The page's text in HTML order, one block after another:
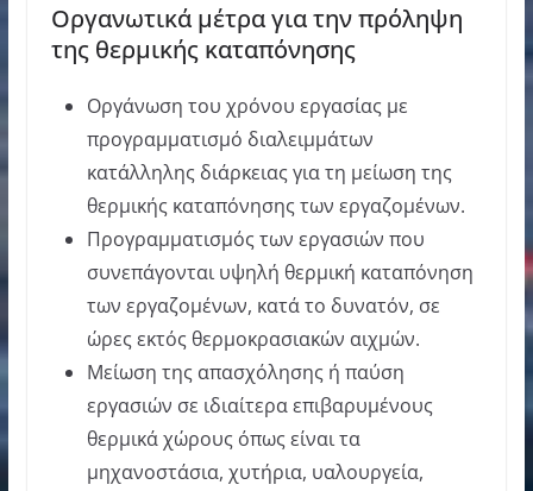
Οργανωτικά μέτρα για την πρόληψη
της θερμικής καταπόνησης
Οργάνωση του χρόνου εργασίας με
προγραμματισμό διαλειμμάτων
κατάλληλης διάρκειας για τη μείωση της
θερμικής καταπόνησης των εργαζομένων.
Προγραμματισμός των εργασιών που
συνεπάγονται υψηλή θερμική καταπόνηση
των εργαζομένων, κατά το δυνατόν, σε
ώρες εκτός θερμοκρασιακών αιχμών.
Μείωση της απασχόλησης ή παύση
εργασιών σε ιδιαίτερα επιβαρυμένους
θερμικά χώρους όπως είναι τα
μηχανοστάσια, χυτήρια, υαλουργεία,